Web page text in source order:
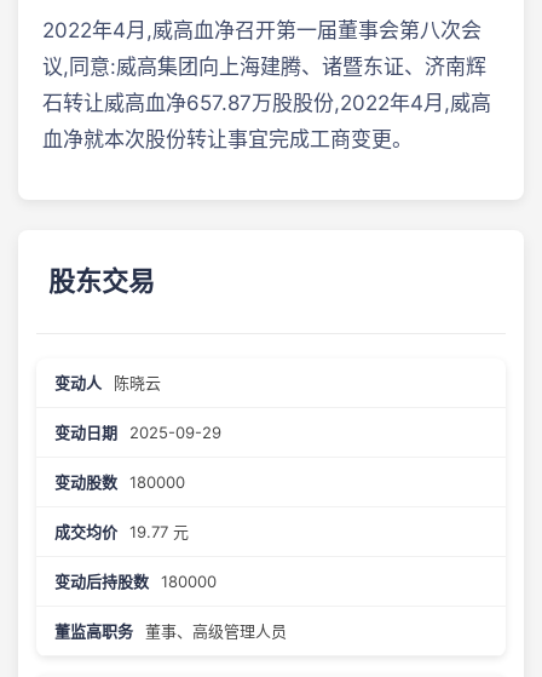
2022年4月,威高血净召开第一届董事会第八次会
议,同意:威高集团向上海建腾、诸暨东证、济南辉
石转让威高血净657.87万股股份,2022年4月,威高
血净就本次股份转让事宜完成工商变更。
股东交易
陈晓云
2025-09-29
180000
19.77 元
180000
董事、高级管理人员